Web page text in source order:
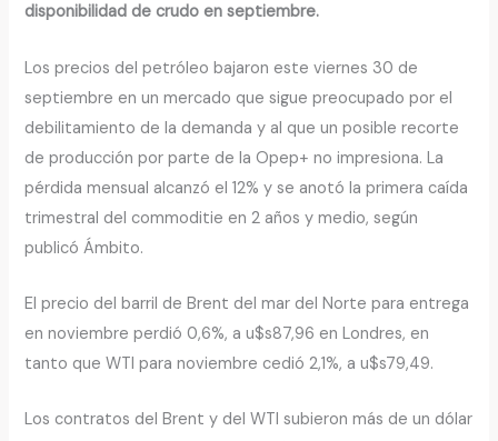
disponibilidad de crudo en septiembre.
Los precios del petróleo bajaron este viernes 30 de
septiembre en un mercado que sigue preocupado por el
debilitamiento de la demanda y al que un posible recorte
de producción por parte de la Opep+ no impresiona. La
pérdida mensual alcanzó el 12% y se anotó la primera caída
trimestral del commoditie en 2 años y medio, según
publicó Ámbito.
El precio del barril de Brent del mar del Norte para entrega
en noviembre perdió 0,6%, a u$s87,96 en Londres, en
tanto que WTI para noviembre cedió 2,1%, a u$s79,49.
Los contratos del Brent y del WTI subieron más de un dólar